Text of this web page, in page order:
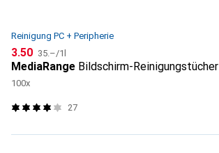
Reinigung PC + Peripherie
CHF
3.50 CHF
35.–/1l
MediaRange Bildschirm-Reinigungstücher
100x
27